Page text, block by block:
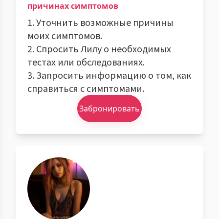
причинах симптомов
1. Уточнить возможные причины
моих симптомов.
2. Спросить Лилу о необходимых
тестах или обследованиях.
3. Запросить информацию о том, как
справиться с симптомами.
Забронировать